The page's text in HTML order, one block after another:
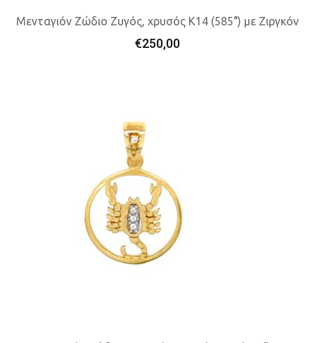
Προσθήκη Στο Καλάθι
Μενταγιόν Ζώδιο Ζυγός, χρυσός K14 (585°) με Ζιργκόν
€250,00